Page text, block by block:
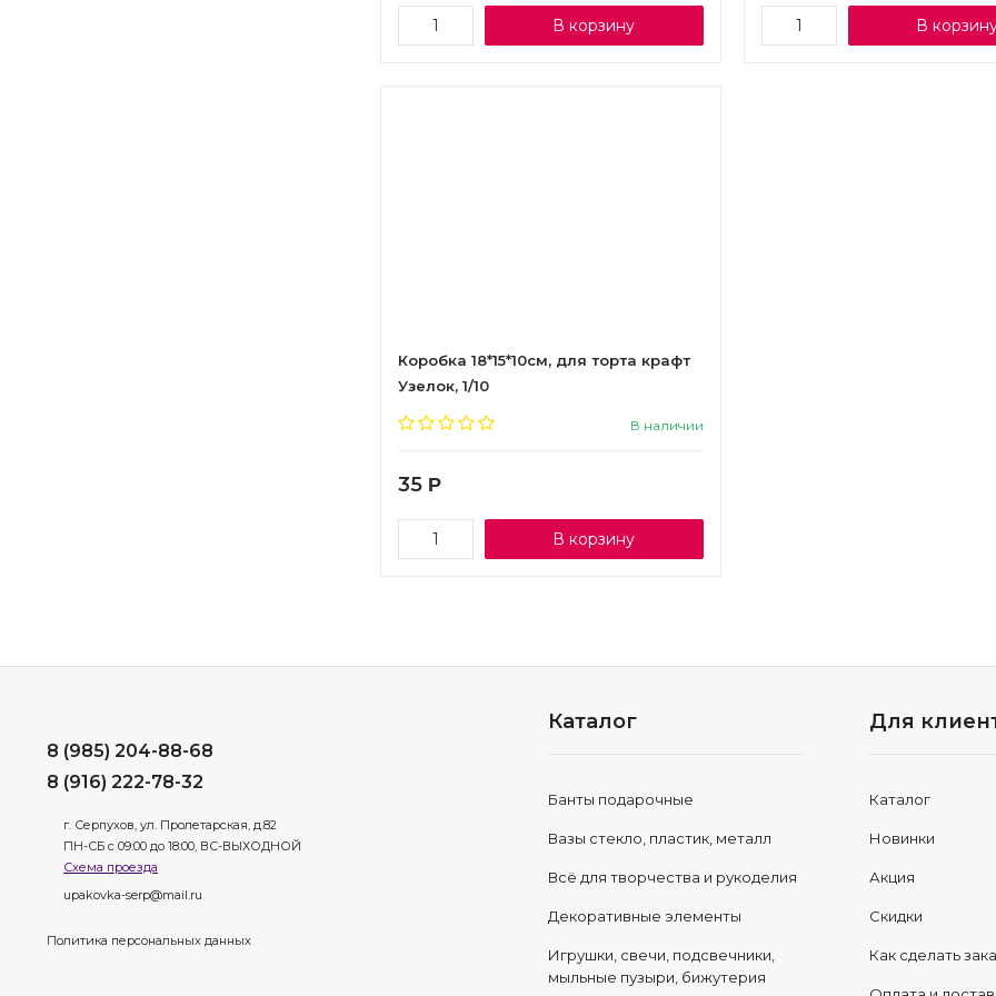
В корзину В
Коробка 18*15*10см, для торта крафт
Узелок, 1/10
В наличии
35 Р
В корзину
8 (985) 204-88-68
8 (916) 222-78-32
г. Серпухов, ул. Пролетарская, д.82
ПН-СБ с 09:00 до 18:00, ВС-ВЫХОДНОЙ
Схема проезда
upakovka-serp@mail.ru
Политика персональных данных
Каталог
Банты подарочные
Вазы стекло, пластик, металл
Всё для творчества и рукоделия
Декоративные элементы
Игрушки, свечи, подсвечники,
мыльные пузыри, бижутерия
Для
Каталог
Новинки
Акция
Скидки
Как сделать